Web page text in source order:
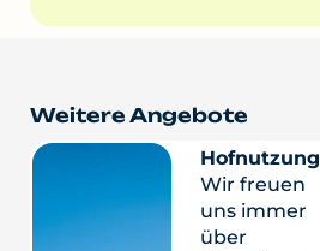
Weitere Angebote
Hofnutzung
Wir freuen
uns immer
über